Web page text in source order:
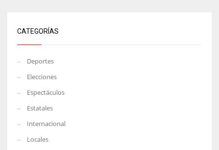
CATEGORÍAS
Deportes
Elecciones
Espectáculos
Estatales
Internacional
Locales